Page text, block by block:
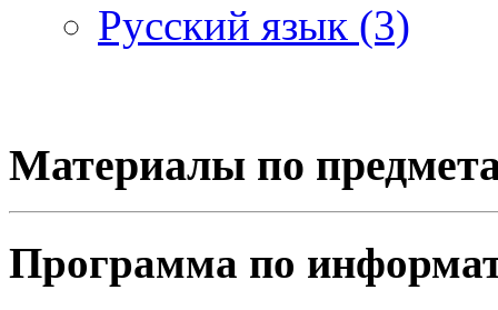
Русский язык (3)
Материалы по
Программа по